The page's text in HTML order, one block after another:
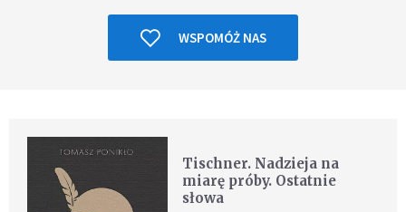
WSPOMÓŻ NAS
Tischner. Nadzieja na
miarę próby. Ostatnie
słowa